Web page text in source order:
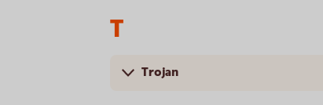
T
Trojan